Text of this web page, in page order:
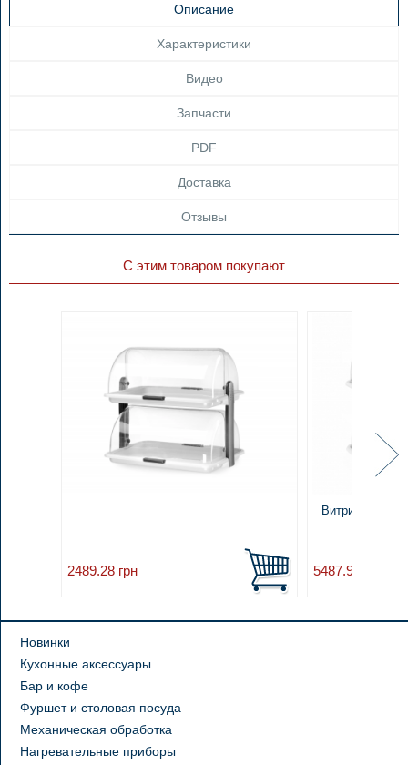
Описание
Характеристики
Видео
Запчасти
PDF
Доставка
Отзывы
С этим товаром покупают
2489.28 грн
Витрина
5487.95
Новинки
Кухонные аксессуары
Бар и кофе
Фуршет и столовая посуда
Механическая обработка
Нагревательные приборы